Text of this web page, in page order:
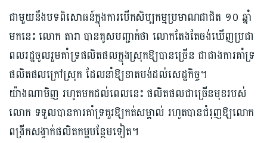
ជាមួយនឹងបទពិសោធន៍ក្នុងការបើកសិប្បកម្មប្រមាណជាជិត ១០ ឆ្នាំ
មកនេះ លោក តារា បានគូសបញ្ជាក់ថា លោកតែងតែចង់​ឃើញប្រជា
ពលរដ្ឋចូលរួមគាំទ្រផលិតផលក្នុងស្រុកឱ្យបានច្រើន ជាជាងការគាំទ្រ
ផលិតផល​ក្រៅស្រុក ដែលនាំឱ្យខាតបង់ដល់សេដ្ឋកិច្ច។
យ៉ាងណាមិញ រហូតមកដល់ពេលនេះ ផលិតផលជាច្រើនមុខរបស់
លោក ទទួលបានការគាំទ្រគួរឱ្យកត់សម្គាល់ រហូតបានជំរុញឱ្យលោក
ពង្រីកសង្វាក់ផលិតកម្មបន្ថែមទៀត។